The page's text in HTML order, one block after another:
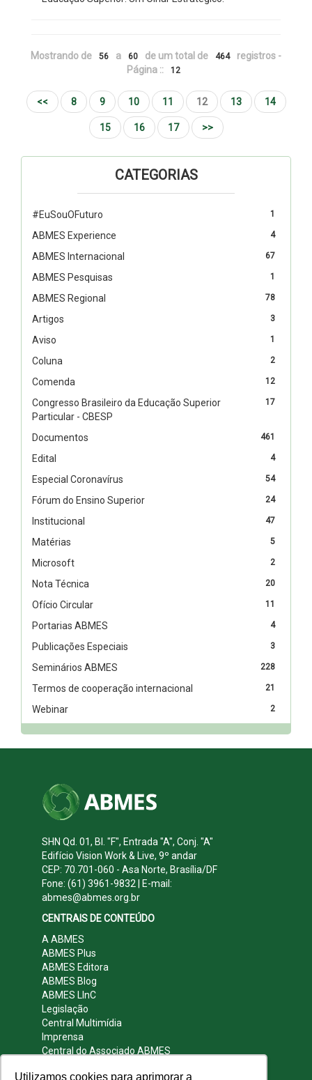
Utilizamos cookies para aprimorar a
Mostrando de 56 a 60 de um total de 464
registros -
Página ::
12
<< 8 9 10 11 12 13 14
15 16 17 >>
CATEGORIAS
1
#EuSouOFuturo
4
ABMES Experience
67
ABMES Internacional
1
ABMES Pesquisas
78
ABMES Regional
3
Artigos
1
Aviso
2
Coluna
12
Comenda
17
Congresso Brasileiro da Educação Superior
Particular - CBESP
461
Documentos
4
Edital
54
Especial Coronavírus
24
Fórum do Ensino Superior
47
Institucional
5
Matérias
2
Microsoft
20
Nota Técnica
11
Ofício Circular
4
Portarias ABMES
3
Publicações Especiais
228
Seminários ABMES
21
Termos de cooperação internacional
2
Webinar
SHN Qd. 01, Bl. "F", Entrada "A", Conj. "A"
Edifício Vision Work & Live, 9º andar
CEP: 70.701-060 - Asa Norte, Brasília/DF
Fone: (61) 3961-9832 | E-mail:
abmes@abmes.org.br
CENTRAIS DE CONTEÚDO
A ABMES
ABMES Plus
ABMES Editora
ABMES Blog
ABMES LInC
Legislação
Central Multimídia
Imprensa
Central do Associado ABMES